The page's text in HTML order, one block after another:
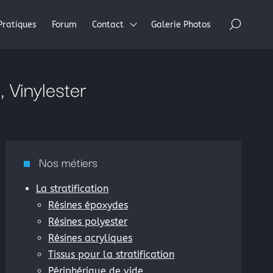
Vinylester
Nos métiers
La stratification
Résines époxydes
Résines polyester
Résines acryliques
Tissus pour la stratification
Forum Contact Galerie Photos